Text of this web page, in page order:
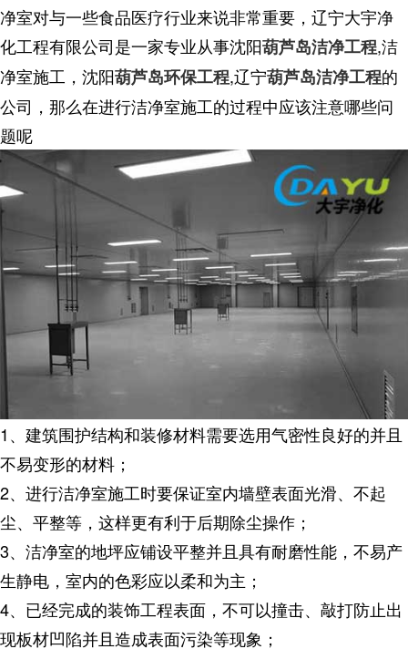
净室对与一些食品医疗行业来说非常重要，辽宁大宇净
化工程有限公司是一家专业从事沈阳葫芦岛洁净工程,洁
净室施工，沈阳葫芦岛环保工程,辽宁葫芦岛洁净工程的
公司，那么在进行洁净室施工的过程中应该注意哪些问
题呢
1、建筑围护结构和装修材料需要选用气密性良好的并且
不易变形的材料；
2、进行洁净室施工时要保证室内墙壁表面光滑、不起
尘、平整等，这样更有利于后期除尘操作；
3、洁净室的地坪应铺设平整并且具有耐磨性能，不易产
生静电，室内的色彩应以柔和为主；
4、已经完成的装饰工程表面，不可以撞击、敲打防止出
现板材凹陷并且造成表面污染等现象；